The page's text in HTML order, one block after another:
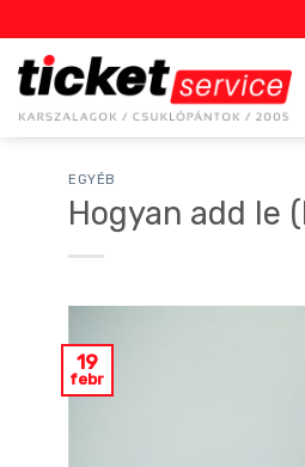
to
content
EGYÉB
Hogyan add le
19
febr